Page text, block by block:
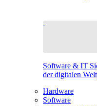
Software & IT
der digitalen Welt
Hardware
Software